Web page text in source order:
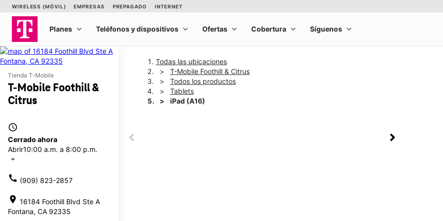
Tienda T-Mobile
T-Mobile Foothill &
Citrus
access_time
Cerrado ahora
Abrir10:00 a.m. a 8:00 p.m.
arrow_drop_down
call (909) 823-2857
location_on 16184 Foothill Blvd Ste A
Fontana, CA 92335
Todas las ubicaciones
T-Mobile Foothill & Citrus
Todos los productos
Tablets
iPad (A16)
This carousel shows one large product image at a time. Use the Previous and Next buttons